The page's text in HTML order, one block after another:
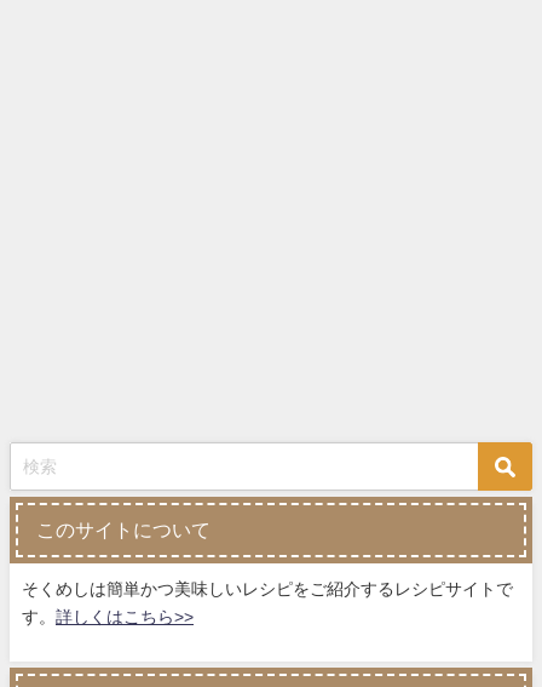
このサイトについて
そくめしは簡単かつ美味しいレシピをご紹介するレシピサイトで
す。 詳しくはこちら>>